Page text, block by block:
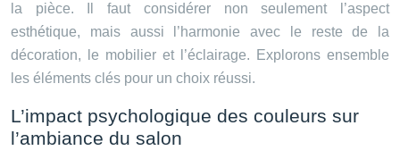
la pièce. Il faut considérer non seulement l’aspect
esthétique, mais aussi l’harmonie avec le reste de la
décoration, le mobilier et l’éclairage. Explorons ensemble
les éléments clés pour un choix réussi.
L’impact psychologique des couleurs sur
l’ambiance du salon